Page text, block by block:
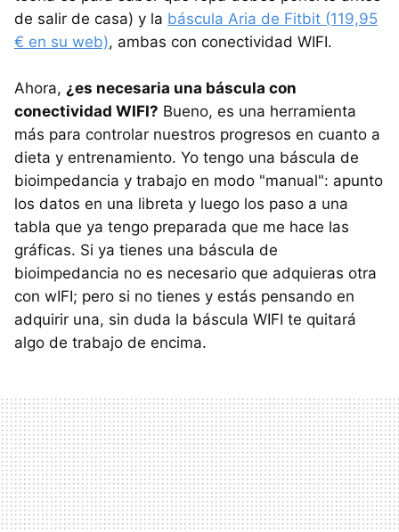
de salir de casa) y la báscula Aria de Fitbit (119,95
€ en su web), ambas con conectividad WIFI.
Ahora, ¿es necesaria una báscula con
conectividad WIFI? Bueno, es una herramienta
más para controlar nuestros progresos en cuanto a
dieta y entrenamiento. Yo tengo una báscula de
bioimpedancia y trabajo en modo "manual": apunto
los datos en una libreta y luego los paso a una
tabla que ya tengo preparada que me hace las
gráficas. Si ya tienes una báscula de
bioimpedancia no es necesario que adquieras otra
con wIFI; pero si no tienes y estás pensando en
adquirir una, sin duda la báscula WIFI te quitará
algo de trabajo de encima.